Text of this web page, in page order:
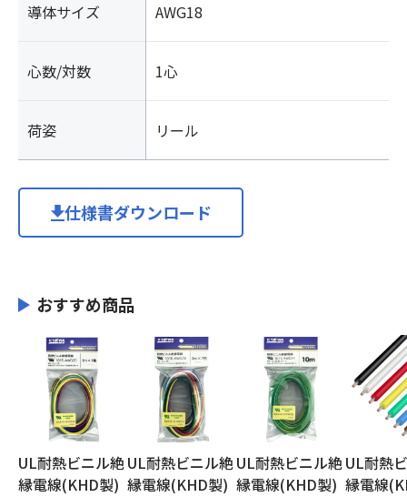
導体サイズ AWG18
心数/対数 1心
荷姿 リール
仕様書ダウンロード
おすすめ商品
UL耐熱ビニル絶
縁電線(KHD製)
UL耐熱ビニル絶
縁電線(KHD製)
UL耐熱ビニル絶
縁電線(KHD製)
UL耐熱
縁電線